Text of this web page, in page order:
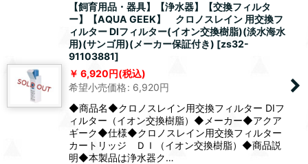
【飼育用品・器具】【浄水器】【交換フィルタ
ー】【AQUA GEEK】 クロノスレイン 用交換フ
ィルター DIフィルター(イオン交換樹脂)(淡水海水
用)(サンゴ用)(メーカー保証付き) [zs32-
91103881]
6,920円(税込)
希望小売価格: 6,920円
◆商品名◆クロノスレイン用交換フィルター DIフ
ィルター（イオン交換樹脂）◆メーカー◆アクア
ギーク◆仕様◆クロノスレイン用交換フィルター
カートリッジ ＤＩ（イオン交換樹脂）◆商品説
明◆本製品は浄水器ク…